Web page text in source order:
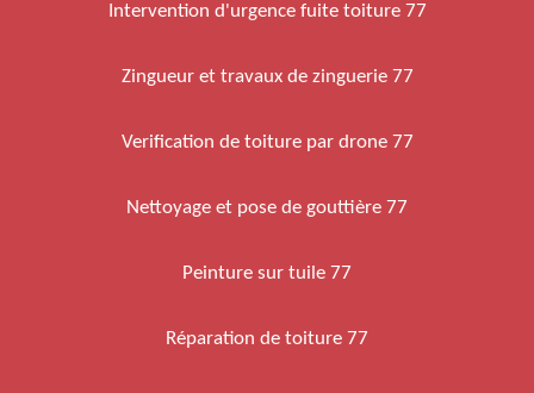
Intervention d'urgence fuite toiture 77
Zingueur et travaux de zinguerie 77
Verification de toiture par drone 77
Nettoyage et pose de gouttière 77
Peinture sur tuile 77
Réparation de toiture 77